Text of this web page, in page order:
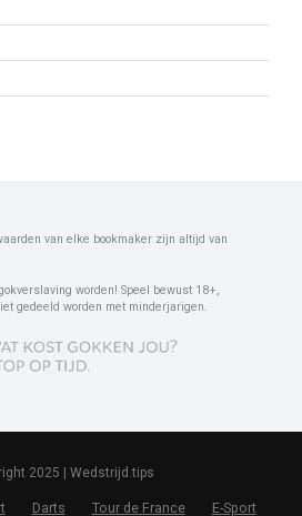
van elke bookmaker zijn altijd van
worden! Speel bewust 18+,
gedeeld worden met minderjarigen.
2025 | Wedstrijd.tips
Darts Tour de France E-Sport